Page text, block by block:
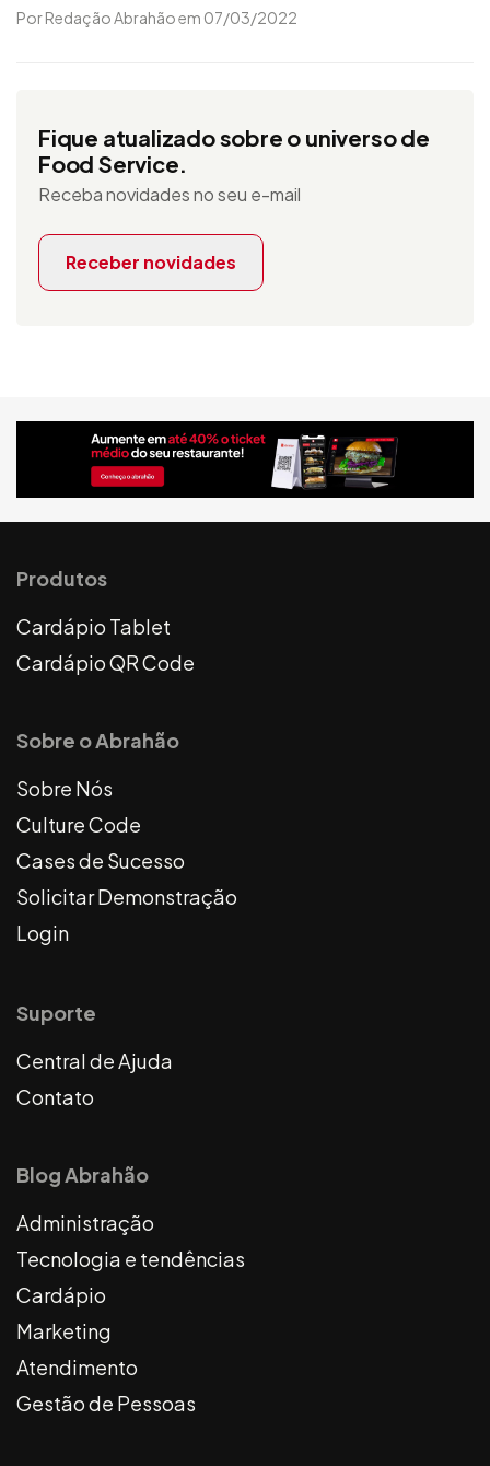
Por Redação Abrahão em 07/03/2022
Fique atualizado sobre o universo de
Food Service.
Receba novidades no seu e-mail
Receber novidades
Produtos
Cardápio Tablet
Cardápio QR Code
Sobre o Abrahão
Sobre Nós
Culture Code
Cases de Sucesso
Solicitar Demonstração
Login
Suporte
Central de Ajuda
Contato
Blog Abrahão
Administração
Tecnologia e tendências
Cardápio
Marketing
Atendimento
Gestão de Pessoas